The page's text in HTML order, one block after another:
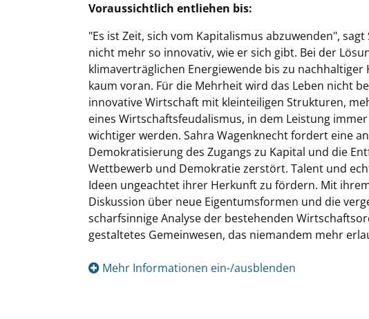
Voraussichtlich entliehen bis:
"Es ist Zeit, sich vom Kapitalismus abzuwenden",
nicht mehr so innovativ, wie er sich gibt. Bei der
klimaverträglichen Energiewende bis zu
kaum voran. Für die Mehrheit wird das Leben nicht
innovative Wirtschaft mit kleinteiligen Strukturen,
eines Wirtschaftsfeudalismus, in dem Leistung
wichtiger werden. Sahra Wagenknecht fordert eine
Demokratisierung des Zugangs zu Kapital und die
Wettbewerb und Demokratie zerstört. Talent und
Ideen ungeachtet ihrer Herkunft zu fördern. Mit
Diskussion über neue Eigentumsformen und die
scharfsinnige Analyse der bestehenden
gestaltetes Gemeinwesen, das niemandem mehr
Mehr Informationen ein-/ausblenden